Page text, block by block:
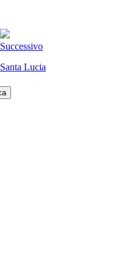
Successivo
Santa Lucia